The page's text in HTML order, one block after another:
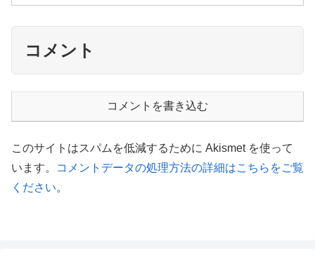
コメント
コメントを書き込む
このサイトはスパムを低減するために Akismet を使って
います。
コメントデータの処理方法の詳細はこちらをご覧
ください。